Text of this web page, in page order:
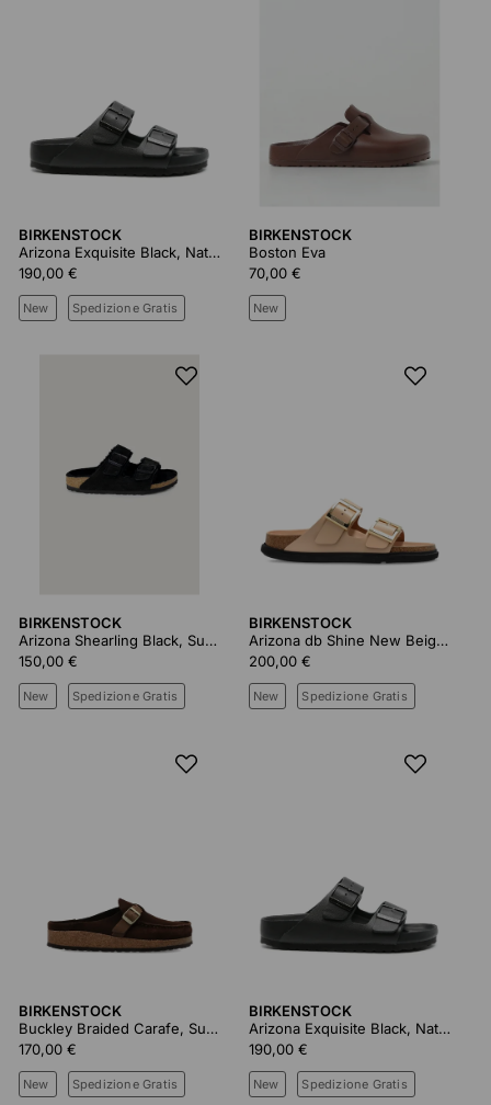
BIRKENSTOCK
Arizona Exquisite Black, Natural Leather 1026843
190,00 €
New Spedizione Gratis
BIRKENSTOCK
Boston Eva
70,00 €
New
BIRKENSTOCK
Arizona Shearling Black, Suede Leather
150,00 €
New Spedizione Gratis
BIRKENSTOCK
Arizona db Shine New Beige, Natural Leather
200,00 €
New Spedizione Gratis
BIRKENSTOCK
Buckley Braided Carafe, Suede Leather
170,00 €
New Spedizione Gratis
BIRKENSTOCK
Arizona Exquisite Black, Natural Leather
190,00 €
New Spedizione Gratis